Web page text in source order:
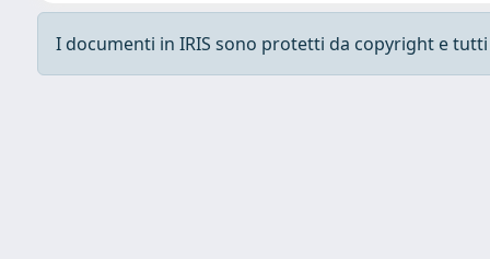
I documenti in IRIS sono protetti da copyright e